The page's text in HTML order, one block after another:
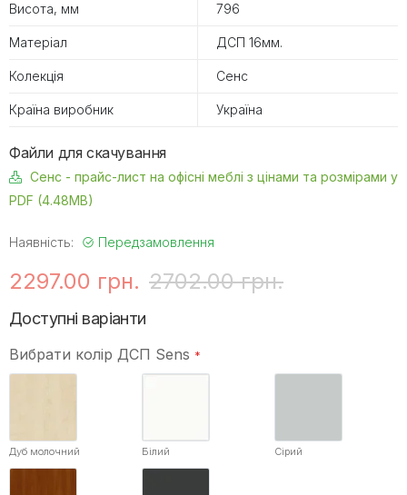
Висота, мм 796
Матеріал ДСП 16мм.
Колекція Сенс
Країна виробник Україна
Файли для скачування
Сенс - прайс-лист на офісні меблі з цінами та розмірами у
PDF (4.48MB)
Наявність: Передзамовлення
2297.00 грн. 2702.00 грн.
Доступні варіанти
Вибрати колір ДСП Sens
Дуб молочний Білий Сірий